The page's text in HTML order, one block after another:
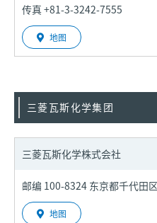
传真 +81-3-3242-7555
地图
三菱瓦斯化学集团
三菱瓦斯化学株式会社
邮编 100-8324 东京都千代田
地图